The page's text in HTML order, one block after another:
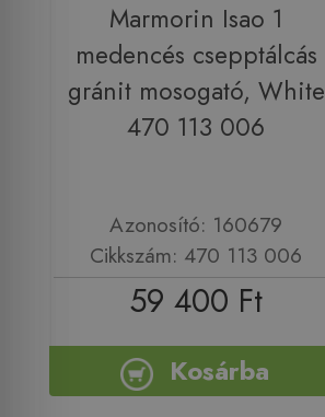
Marmorin Isao 1
medencés csepptálcás
gránit mosogató, White
470 113 006
Azonosító: 160679
Cikkszám: 470 113 006
59 400 Ft
Kosárba